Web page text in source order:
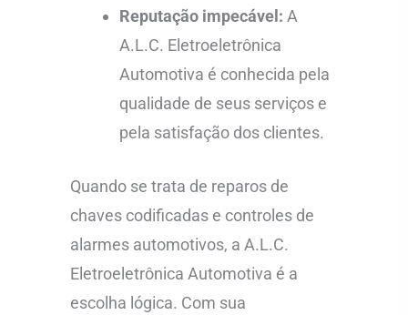
Reputação impecável: A
A.L.C. Eletroeletrônica
Automotiva é conhecida pela
qualidade de seus serviços e
pela satisfação dos clientes.
Quando se trata de reparos de
chaves codificadas e controles de
alarmes automotivos, a A.L.C.
Eletroeletrônica Automotiva é a
escolha lógica. Com sua